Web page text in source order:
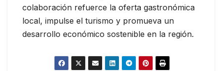
colaboración refuerce la oferta gastronómica
local, impulse el turismo y promueva un
desarrollo económico sostenible en la región.